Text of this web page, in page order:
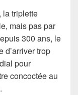
la triplette
mais pas par
300 ans, le
d’arriver trop
pour
concoctée au